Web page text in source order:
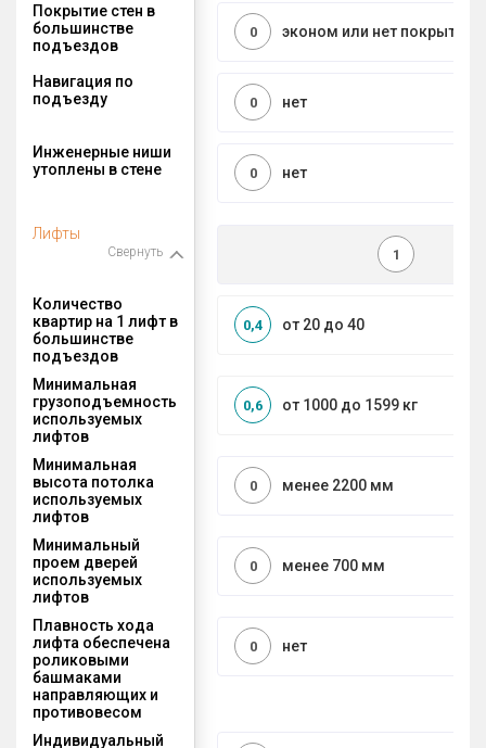
Покрытие стен в
большинстве
подъездов
эконом или нет покрытия
0
Навигация по
подъезду
нет
0
Инженерные ниши
утоплены в стене
нет
0
Лифты
Свернуть 1
Количество
квартир на 1 лифт в
большинстве
подъездов
от 20 до 40
0,4
Минимальная
грузоподъемность
используемых
лифтов
от 1000 до 1599 кг
0,6
Минимальная
высота потолка
используемых
лифтов
менее 2200 мм
0
Минимальный
проем дверей
используемых
лифтов
менее 700 мм
0
Плавность хода
лифта обеспечена
роликовыми
башмаками
направляющих и
противовесом
нет
0
Индивидуальный